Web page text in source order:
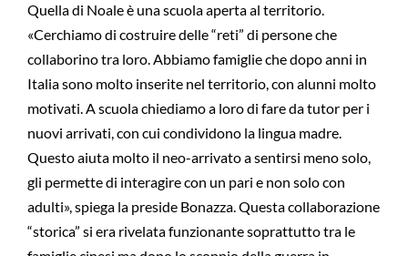
Quella di Noale è una scuola aperta al territorio.
«Cerchiamo di costruire delle “reti” di persone che
collaborino tra loro. Abbiamo famiglie che dopo anni in
Italia sono molto inserite nel territorio, con alunni molto
motivati. A scuola chiediamo a loro di fare da tutor per i
nuovi arrivati, con cui condividono la lingua madre.
Questo aiuta molto il neo-arrivato a sentirsi meno solo,
gli permette di interagire con un pari e non solo con
adulti», spiega la preside Bonazza. Questa collaborazione
“storica” si era rivelata funzionante soprattutto tra le